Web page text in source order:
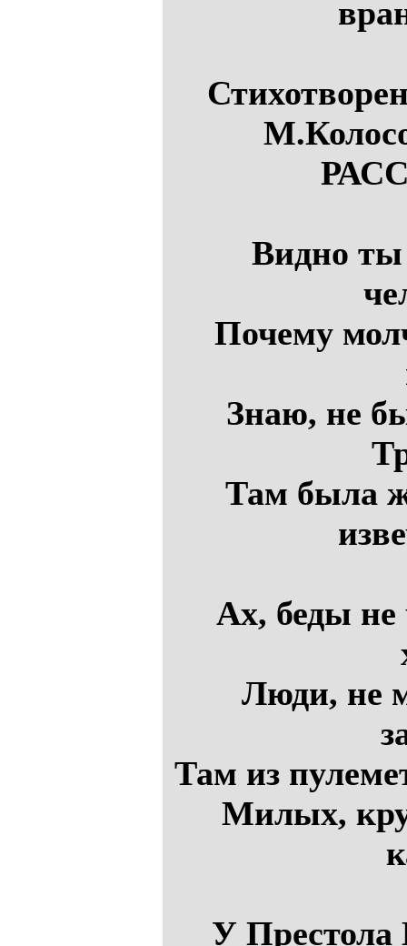
Видно ты
Почему
Знаю, не
Там была
Ах, беды
Люди, не
Там из
Милых,
У Престола